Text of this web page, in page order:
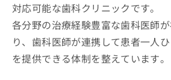
対応可能な歯科クリニックです。
各分野の治療経験豊富な歯科医師
り、歯科医師が連携して患者一人
を提供できる体制を整えています。